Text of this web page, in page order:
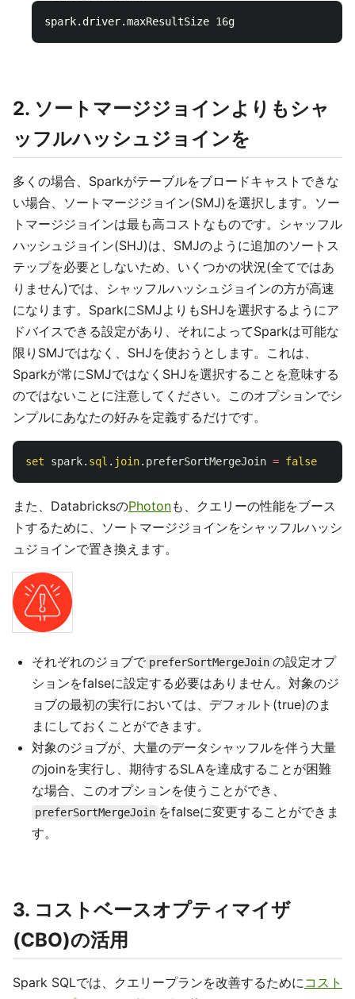
2. ソートマージジョインよりもシャ
ッフルハッシュジョインを
多くの場合、Sparkがテーブルをブロードキャストできな
い場合、ソートマージジョイン(SMJ)を選択します。ソー
トマージジョインは最も高コストなものです。シャッフル
ハッシュジョイン(SHJ)は、SMJのように追加のソートス
テップを必要としないため、いくつかの状況(全てではあ
りません)では、シャッフルハッシュジョインの方が高速
になります。SparkにSMJよりもSHJを選択するようにア
ドバイスできる設定があり、それによってSparkは可能な
限りSMJではなく、SHJを使おうとします。これは、
Sparkが常にSMJではなくSHJを選択することを意味する
のではないことに注意してください。このオプションでシ
ンプルにあなたの好みを定義するだけです。
set spark. sql . join. preferSortMergeJoin = false
また、DatabricksのPhotonも、クエリーの性能をブース
トするために、ソートマージジョインをシャッフルハッシ
ュジョインで置き換えます。
それぞれのジョブで preferSortMergeJoin の設定オプ
ションをfalseに設定する必要はありません。対象のジ
ョブの最初の実行においては、デフォルト(true)のま
まにしておくことができます。
対象のジョブが、大量のデータシャッフルを伴う大量
のjoinを実行し、期待するSLAを達成することが困難
な場合、このオプションを使うことができ、
preferSortMergeJoin をfalseに変更することができま
す。
3. コストベースオプティマイザ
(CBO)の活用
Spark SQLでは、クエリープランを改善するためにコスト